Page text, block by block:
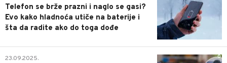
Telefon se brže prazni i naglo se gasi?
Evo kako hladnoća utiče na baterije i
šta da radite ako do toga dođe
0
23.09.2025.